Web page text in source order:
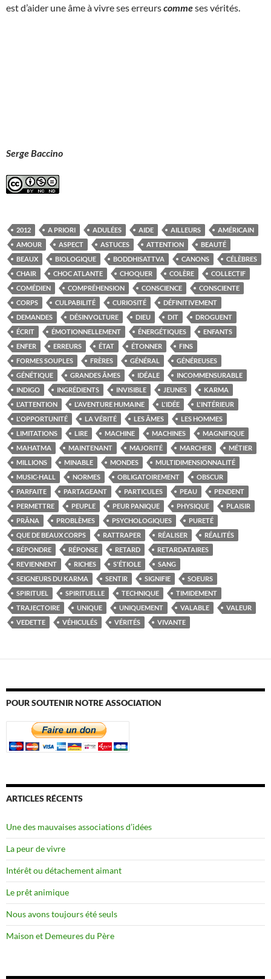
est d’aider une âme à vivre ses erreurscommeses vérités.
Serge Baccino
2012 A PRIORI ADULÉES AIDE AILLEURS
AMÉRICAIN
AMOUR
ASPECT ASTUCES ATTENTION
BEAUTÉ
BEAUX
BIOLOGIQUE BODDHISATTVA CANONS
CÉLÈBRES
CHAIR
CHOC ATLANTE CHOQUER COLÈRE
COLLECTIF
COMÉDIEN
COMPRÉHENSION CONSCIENCE
CONSCIENTE
CORPS
CULPABILITÉ CURIOSITÉ
DÉFINITIVEMENT
DEMANDES
DÉSINVOLTURE DIEU DIT
DROGUENT
ÉCRIT
ÉMOTIONNELLEMENT ÉNERGÉTIQUES
ENFANTS
ENFER
ERREURS ÉTAT ÉTONNER
FINS
FORMES SOUPLES
FRÈRES GÉNÉRAL
GÉNÉREUSES
GÉNÉTIQUE
GRANDES ÂMES IDÉALE
INCOMMENSURABLE
INDIGO
INGRÉDIENTS INVISIBLE JEUNES
KARMA
L'ATTENTION
L'AVENTURE HUMAINE L'IDÉE
L'INTÉRIEUR
L'OPPORTUNITÉ
LA VÉRITÉ LES ÂMES
LES HOMMES
LIMITATIONS
LIRE MACHINE MACHINES
MAGNIFIQUE
MAHATMA
MAINTENANT MAJORITÉ MARCHER
MÉTIER
MILLIONS
MINABLE MONDES
MULTIDIMENSIONNALITÉ
MUSIC-HALL
NORMES OBLIGATOIREMENT
OBSCUR
PARFAITE
PARTAGEANT PARTICULES PEAU
PENDENT
PERMETTRE
PEUPLE PEUR PANIQUE PHYSIQUE
PLAISIR
PRÂNA
PROBLÈMES PSYCHOLOGIQUES
PURETÉ
QUE DE BEAUX CORPS
RATTRAPER RÉALISER
RÉALITÉS
RÉPONDRE
RÉPONSE RETARD
RETARDATAIRES
REVIENNENT
RICHES S'ÉTIOLE
SANG
SEIGNEURS DU KARMA
SENTIR SIGNIFIE
SOEURS
SPIRITUEL
SPIRITUELLE TECHNIQUE
TIMIDEMENT
TRAJECTOIRE
UNIQUE UNIQUEMENT VALABLE
VALEUR
VEDETTE
VÉHICULÉS VÉRITÉS VIVANTE
POUR SOUTENIR NOTRE ASSOCIATION
ARTICLES RÉCENTS
Une des mauvaises associations d’idées
La peur de vivre
Intérêt ou détachement aimant
Le prêt animique
Nous avons toujours été seuls
Maison et Demeures du Père